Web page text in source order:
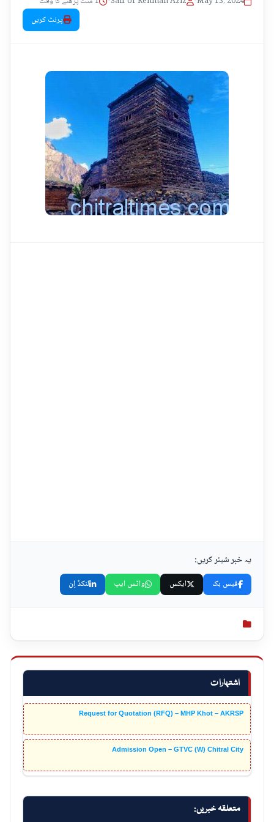
اشتہارات
Request for Quotation (RFQ) – MHP Khot – AKRSP
Admission Open – GTVC (W) Chitral City
متعلقہ خبریں:
پرنٹ کریں
یہ خبر شیئر کریں:
فیس بک ایکس واٹس ایپ لنکڈ اِن